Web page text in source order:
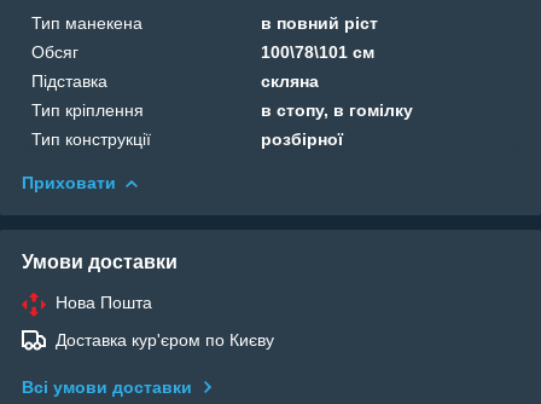
Тип манекена
в повний ріст
Обсяг
100\78\101 см
Підставка
скляна
Тип кріплення
в стопу, в гомілку
Тип конструкції
розбірної
Приховати
Умови доставки
Нова Пошта
Доставка кур'єром по Києву
Всі умови доставки